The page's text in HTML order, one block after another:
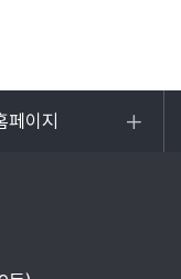
페이지